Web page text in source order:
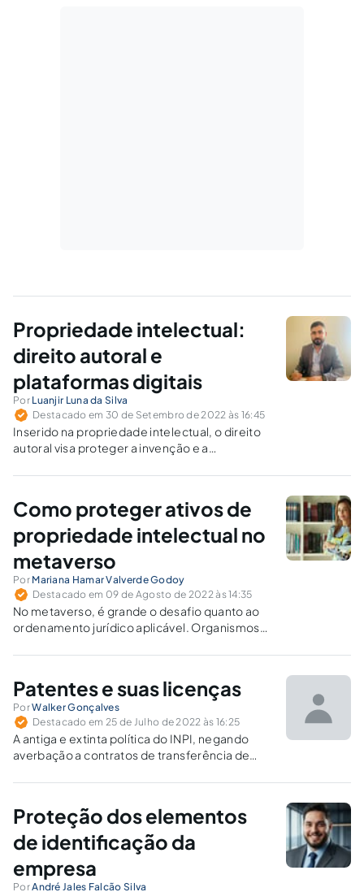
Propriedade intelectual:
direito autoral e
plataformas digitais
Por Luanjir Luna da Silva
Destacado em 30 de Setembro de 2022 às 16:45
Inserido na propriedade intelectual, o direito
autoral visa proteger a invenção e a
artísticas, científicas e literárias. Assim, a
titularidade dos autores e permite que estes
explorem...
Como proteger ativos de
propriedade intelectual no
metaverso
Por Mariana Hamar Valverde Godoy
Destacado em 09 de Agosto de 2022 às 14:35
No metaverso, é grande o desafio quanto ao
ordenamento jurídico aplicável. Organismos
Patentes e suas licenças
PorWalker Gonçalves
Destacado em 25 de Julho de 2022 às 16:25
A antiga e extinta política do INPI, negando
averbação a contratos de transferência de
inconvenientes, tornou odiada a autarquia
Proteção dos elementos
de identificação da
empresa
PorAndré Jales Falcão Silva